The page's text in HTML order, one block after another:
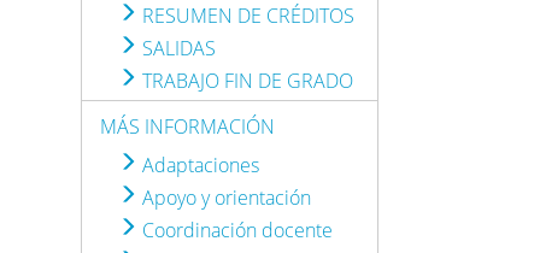
RESUMEN DE CRÉDITOS
SALIDAS
TRABAJO FIN DE GRADO
MÁS INFORMACIÓN
Adaptaciones
Apoyo y orientación
Coordinación docente